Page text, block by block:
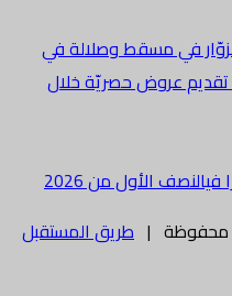
في مسقط وصلالة في
تقديم عروض حصريّة خلال
الأول من 2026
طريق المستقبل